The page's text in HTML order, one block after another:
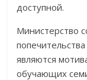
доступной.
Министерство
являются
обучающих